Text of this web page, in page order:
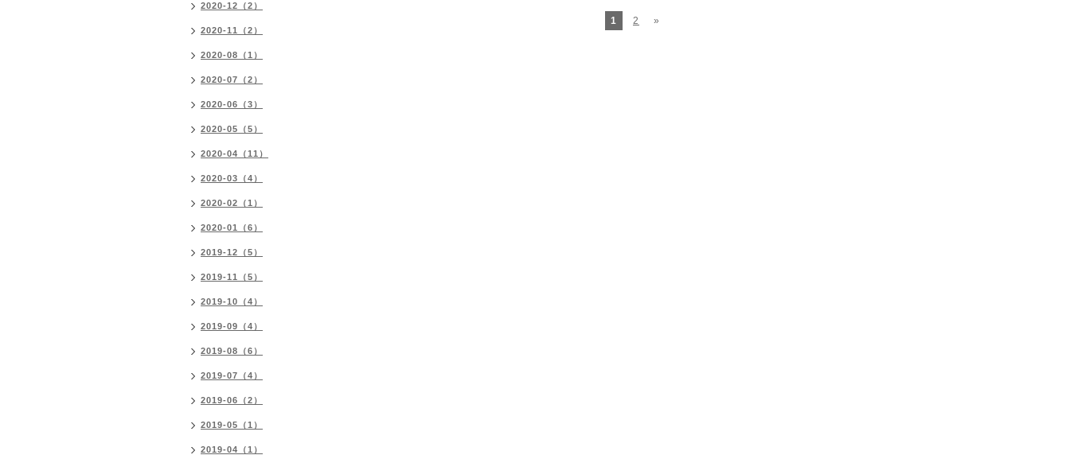
1 2 »
2020-12（2）
2020-11（2）
2020-08（1）
2020-07（2）
2020-06（3）
2020-05（5）
2020-04（11）
2020-03（4）
2020-02（1）
2020-01（6）
2019-12（5）
2019-11（5）
2019-10（4）
2019-09（4）
2019-08（6）
2019-07（4）
2019-06（2）
2019-05（1）
2019-04（1）